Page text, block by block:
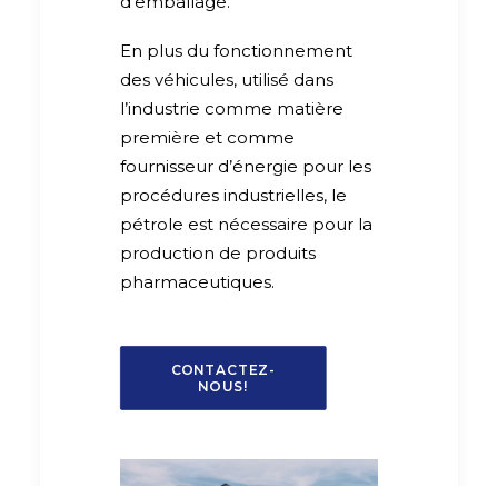
En plus du fonctionnement
des véhicules, utilisé dans
l’industrie comme matière
première et comme
fournisseur d’énergie pour les
procédures industrielles, le
pétrole est nécessaire pour la
production de produits
pharmaceutiques.
CONTACTEZ-
NOUS!